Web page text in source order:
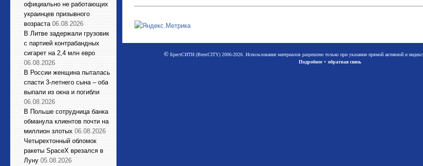
официально не работающих
украинцев призывного
возраста 06.08.2026
В Литве задержали грузовик
с партией контрабандных
сигарет на 2,4 млн евро
06.08.2026
В России женщина пыталась
спасти 3-летнего сына – оба
выпали из окна и погибли
06.08.2026
В Польше сотрудница банка
обманула клиентов почти на
миллион злотых 06.08.2026
Четырехтонный обломок
ракеты SpaceX врезался в
Луну 05.08.2026
©БрестСИТИ (BrestCITY) 2006-2026. Использование материалов разрешено только при указании прямой активной и
Подробнее + обратная связь